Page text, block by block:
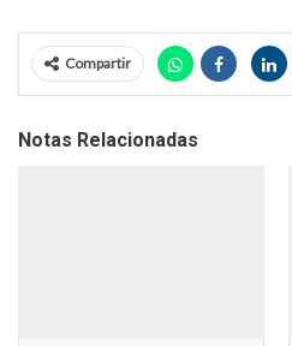
Compartir
Notas Relacionadas